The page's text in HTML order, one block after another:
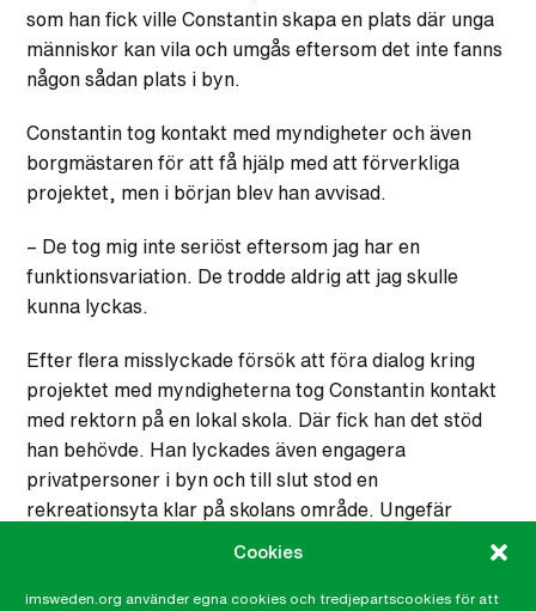
Cookies
imsweden.org använder egna cookies och tredjepartscookies för att
som han fick ville Constantin skapa en plats där unga
människor kan vila och umgås eftersom det inte fanns
någon sådan plats i byn.
Constantin tog kontakt med myndigheter och även
borgmästaren för att få hjälp med att förverkliga
projektet, men i början blev han avvisad.
– De tog mig inte seriöst eftersom jag har en
funktionsvariation. De trodde aldrig att jag skulle
kunna lyckas.
Efter flera misslyckade försök att föra dialog kring
projektet med myndigheterna tog Constantin kontakt
med rektorn på en lokal skola. Där fick han det stöd
han behövde. Han lyckades även engagera
privatpersoner i byn och till slut stod en
rekreationsyta klar på skolans område. Ungefär
utomhusklassrum med möjlighet att studera under